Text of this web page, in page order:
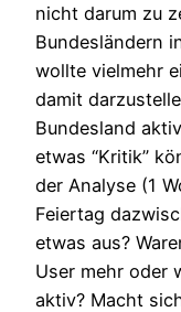
nicht darum zu
Bundesländern
wollte vielmehr
damit
Bundesland
etwas “Kritik”
der Analyse (1
Feiertag
etwas aus?
User mehr oder
aktiv? Macht